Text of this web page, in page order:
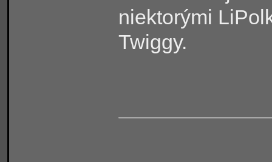
niektorými
Twiggy.